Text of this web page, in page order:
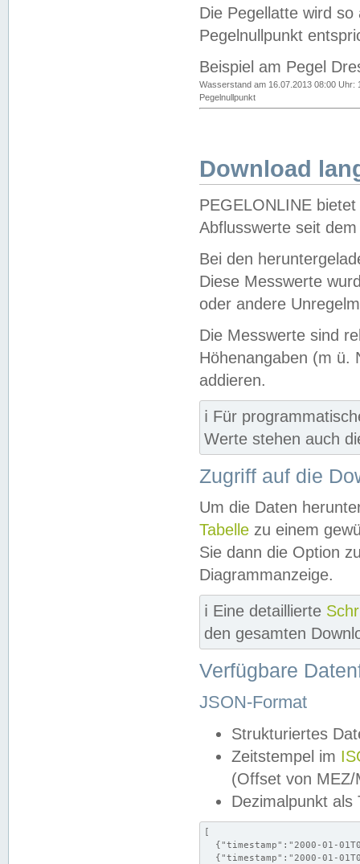
Die Pegellatte wird
Pegelnullpunkt
Beispiel am Pegel
Wasserstand am 16.07.2013 08:00 Uhr:
Pegelnullpunkt
Download
PEGELONLINE
Abflusswerte seit
Bei den
Diese Messwerte
oder andere
Die Messwerte sind
Höhenangaben (m ü.
addieren.
ℹ️ Für
Werte stehen auch
Zugriff auf die
Um die Daten
Tabelle zu einem
Sie dann die Option
Diagrammanzeige.
ℹ️ Eine detaillierte
den gesamten
Verfügbare
JSON-Format
Strukturiertes
Zeitstempel im
(Offset von MEZ/
Dezimalpunkt als
[
{"timestamp":"2000-01-
{"timestamp":"2000-01-